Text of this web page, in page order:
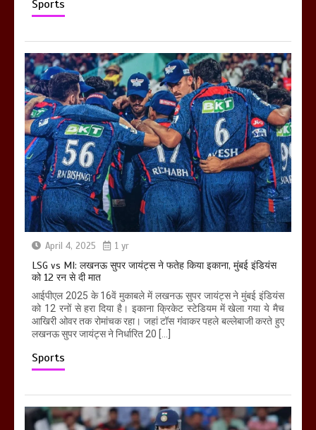
Sports
April 4, 2025 1 yr
LSG vs MI: लखनऊ सुपर जायंट्स ने फतेह किया इकाना, मुंबई इंडियंस
को 12 रन से दी मात
आईपीएल 2025 के 16वें मुकाबले में लखनऊ सुपर जायंट्स ने मुंबई इंडियंस
को 12 रनों से हरा दिया है। इकाना क्रिकेट स्टेडियम में खेला गया ये मैच
आखिरी ओवर तक रोमांचक रहा। जहां टॉस गंवाकर पहले बल्लेबाजी करते हुए
लखनऊ सुपर जायंट्स ने निर्धारित 20 […]
Sports